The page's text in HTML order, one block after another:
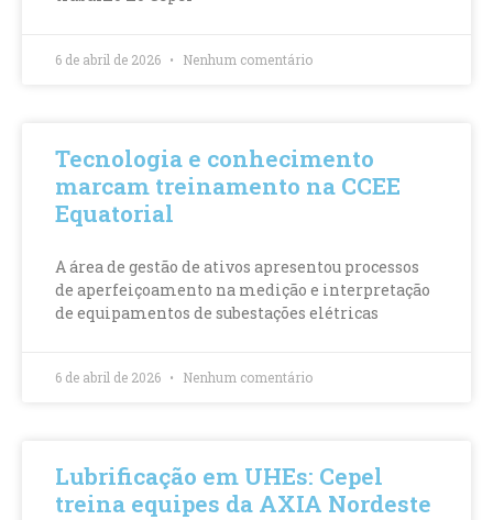
6 de abril de 2026 Nenhum comentário
Tecnologia e conhecimento
marcam treinamento na CCEE
Equatorial
A área de gestão de ativos apresentou processos
de aperfeiçoamento na medição e interpretação
de equipamentos de subestações elétricas
6 de abril de 2026 Nenhum comentário
Lubrificação em UHEs: Cepel
treina equipes da AXIA Nordeste